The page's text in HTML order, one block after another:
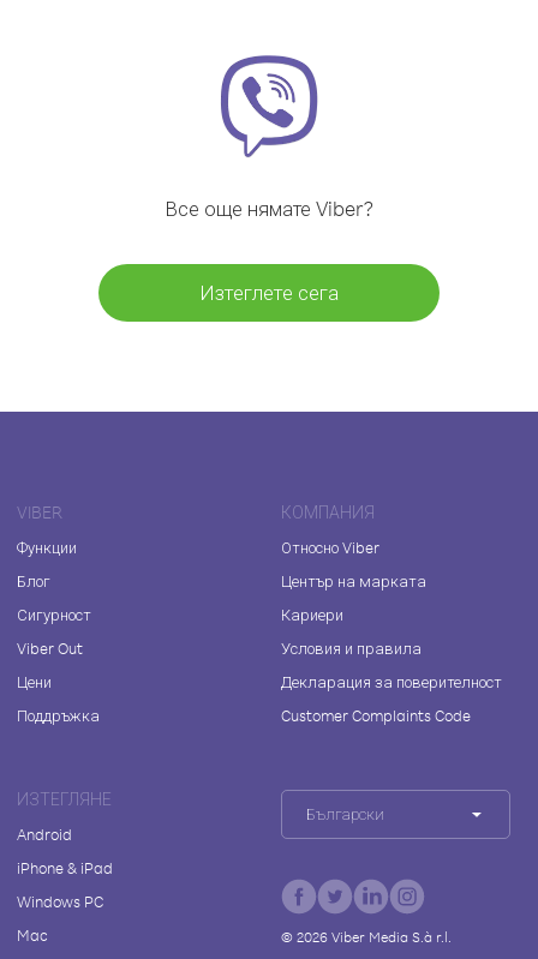
Все още нямате Viber?
Изтеглете сега
VIBER
Функции
Блог
Сигурност
Viber Out
Цени
Поддръжка
КОМПАНИЯ
Относно Viber
Център на марката
Кариери
Условия и правила
Декларация за поверителност
Customer Complaints Code
ИЗТЕГЛЯНЕ
Android
iPhone & iPad
Windows PC
Mac
Български
© 2026Viber Media S.à r.l.